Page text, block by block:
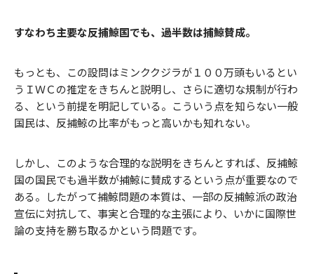
すなわち主要な反捕鯨国でも、過半数は捕鯨賛成。
もっとも、この設問はミンククジラが１００万頭もいるとい
うＩＷＣの推定をきちんと説明し、さらに適切な規制が行わ
る、という前提を明記している。こういう点を知らない一般
国民は、反捕鯨の比率がもっと高いかも知れない。
しかし、このような合理的な説明をきちんとすれば、反捕鯨
国の国民でも過半数が捕鯨に賛成するという点が重要なので
ある。したがって捕鯨問題の本質は、一部の反捕鯨派の政治
宣伝に対抗して、事実と合理的な主張により、いかに国際世
論の支持を勝ち取るかという問題です。